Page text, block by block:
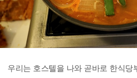
우리는 호스텔을 나와 곧바로 한식당